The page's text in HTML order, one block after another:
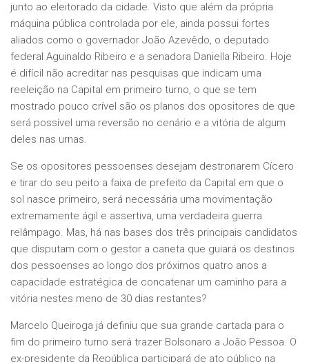
junto ao eleitorado da cidade. Visto que além da própria
máquina pública controlada por ele, ainda possui fortes
aliados como o governador João Azevêdo, o deputado
federal Aguinaldo Ribeiro e a senadora Daniella Ribeiro. Hoje
é difícil não acreditar nas pesquisas que indicam uma
reeleição na Capital em primeiro turno, o que se tem
mostrado pouco crível são os planos dos opositores de que
será possível uma reversão no cenário e a vitória de algum
deles nas urnas.
Se os opositores pessoenses desejam destronarem Cícero
e tirar do seu peito a faixa de prefeito da Capital em que o
sol nasce primeiro, será necessária uma movimentação
extremamente ágil e assertiva, uma verdadeira guerra
relâmpago. Mas, há nas bases dos três principais candidatos
que disputam com o gestor a caneta que guiará os destinos
dos pessoenses ao longo dos próximos quatro anos a
capacidade estratégica de concatenar um caminho para a
vitória nestes meno de 30 dias restantes?
Marcelo Queiroga já definiu que sua grande cartada para o
fim do primeiro turno será trazer Bolsonaro a João Pessoa. O
ex-presidente da República participará de ato público na